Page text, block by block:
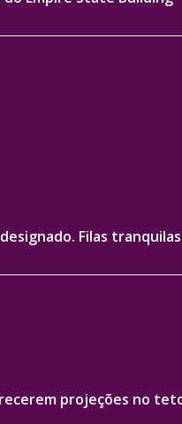
Filas
projeções no